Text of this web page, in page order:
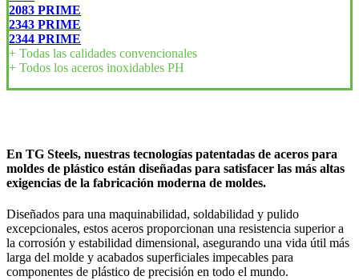
2083 PRIME
2343 PRIME
2344 PRIME
+ Todas las calidades convencionales
+ Todos los aceros inoxidables PH
En TG Steels, nuestras tecnologías patentadas de aceros para
moldes de plástico están diseñadas para satisfacer las más altas
exigencias de la fabricación moderna de moldes.
Diseñados para una maquinabilidad, soldabilidad y pulido
excepcionales, estos aceros proporcionan una resistencia superior a
la corrosión y estabilidad dimensional, asegurando una vida útil más
larga del molde y acabados superficiales impecables para
componentes de plástico de precisión en todo el mundo.